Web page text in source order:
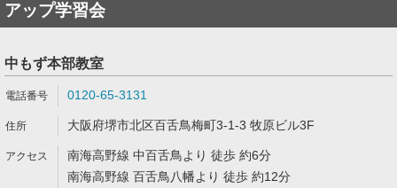
アップ学習会
中もず本部教室
0120-65-3131
大阪府堺市北区百舌鳥梅町3-1-3 牧原ビル3F
南海高野線 中百舌鳥より 徒歩 約6分
南海高野線 百舌鳥八幡より 徒歩 約12分